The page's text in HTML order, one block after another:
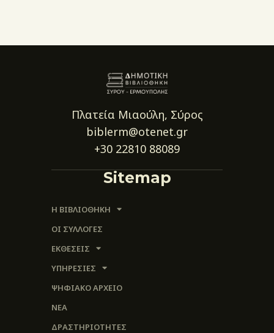
Πλατεία Μιαούλη, Σύρος
biblerm@otenet.gr
+30 22810 88089
Sitemap
Η ΒΙΒΛΙΟΘΗΚΗ
ΟΙ ΣΥΛΛΟΓΈΣ
ΕΚΘΕΣΕΙΣ
ΥΠΗΡΕΣΙΕΣ
ΨΗΦΙΑΚΌ ΑΡΧΕΊΟ
ΝΕΑ
ΔΡΑΣΤΗΡΙΟΤΗΤΕΣ